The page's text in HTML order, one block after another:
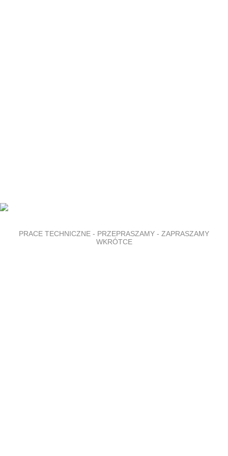
PRACE TECHNICZNE - PRZEPRASZAMY - ZAPRASZAMY
WKRÓTCE